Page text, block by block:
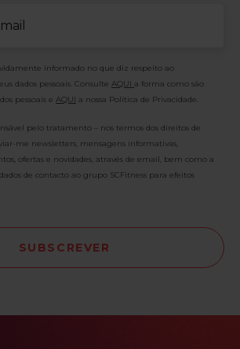
informado no que diz respeito ao
dados pessoais. Consulte AQUI a forma como são
pessoais e AQUI a nossa Política de Privacidade.
pelo tratamento – nos termos dos direitos de
me newsletters, mensagens informativas,
ofertas e novidades, através de email, bem como a
de contacto ao grupo SCFitness para efeitos